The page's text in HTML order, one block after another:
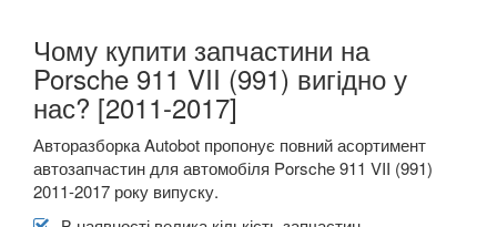
Чому купити запчастини на
Porsche 911 VII (991) вигідно у
нас? [2011-2017]
Авторазборка Autobot пропонує повний асортимент
автозапчастин для автомобіля Porsche 911 VII (991)
2011-2017 року випуску.